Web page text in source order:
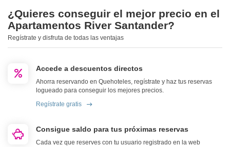
¿Quieres conseguir el mejor precio en el
Apartamentos River Santander?
Regístrate y disfruta de todas las ventajas
Accede a descuentos directos
Ahorra reservando en Quehoteles, regístrate y haz tus reservas
logueado para conseguir los mejores precios.
Regístrate gratis
Consigue saldo para tus próximas reservas
Cada vez que reserves con tu usuario registrado en la web